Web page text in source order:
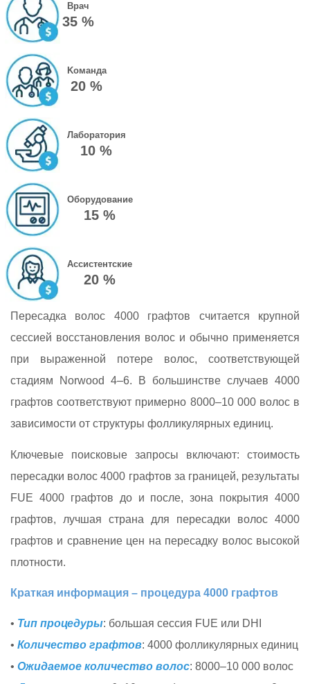
Врач
35 %
Kоманда
20 %
Лаборатория
10 %
Оборудование
15 %
Ассистентские
20 %
Пересадка волос 4000 графтов считается крупной
сессией восстановления волос и обычно применяется
при выраженной потере волос, соответствующей
стадиям Norwood 4–6. В большинстве случаев 4000
графтов соответствуют примерно 8000–10 000 волос в
зависимости от структуры фолликулярных единиц.
Ключевые поисковые запросы включают: стоимость
пересадки волос 4000 графтов за границей, результаты
FUE 4000 графтов до и после, зона покрытия 4000
графтов, лучшая страна для пересадки волос 4000
графтов и сравнение цен на пересадку волос высокой
плотности.
Краткая информация – процедура 4000 графтов
• Тип процедуры: большая сессия FUE или DHI
• Количество графтов: 4000 фолликулярных единиц
• Ожидаемое количество волос: 8000–10 000 волос